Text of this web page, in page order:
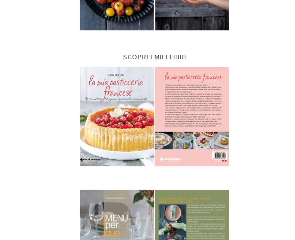
SCOPRI I MIEI LIBRI